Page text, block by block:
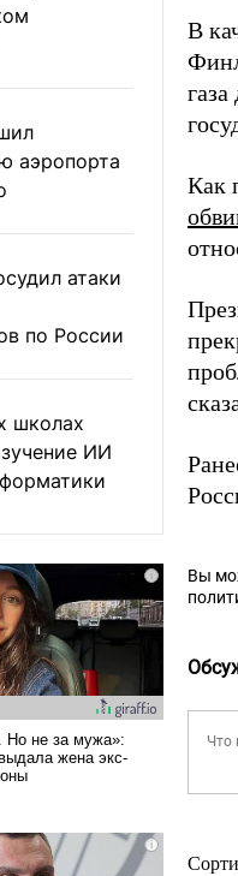
аэропорта
атаки
по России
школах
ИИ
В
Как
Вы